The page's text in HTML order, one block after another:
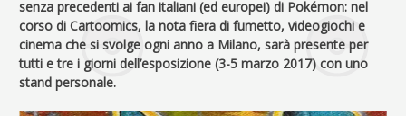
senza precedenti ai fan italiani (ed europei) di Pokémon: nel
corso di Cartoomics, la nota fiera di fumetto, videogiochi e
cinema che si svolge ogni anno a Milano, sarà presente per
tutti e tre i giorni dell’esposizione (3-5 marzo 2017) con uno
stand personale.